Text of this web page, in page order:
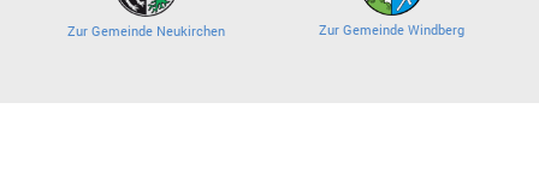
Zur Gemeinde Neukirchen Zur Gemeinde Windberg